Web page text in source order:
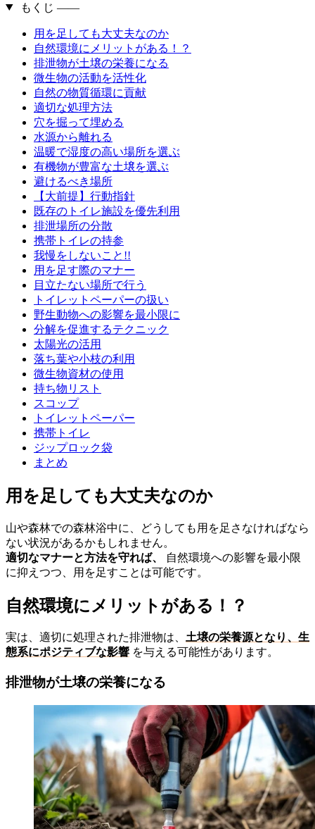
もくじ ――
用を足しても大丈夫なのか
自然環境にメリットがある！？
排泄物が土壌の栄養になる
微生物の活動を活性化
自然の物質循環に貢献
適切な処理方法
穴を掘って埋める
水源から離れる
温暖で湿度の高い場所を選ぶ
有機物が豊富な土壌を選ぶ
避けるべき場所
【大前提】行動指針
既存のトイレ施設を優先利用
排泄場所の分散
携帯トイレの持参
我慢をしないこと!!
用を足す際のマナー
目立たない場所で行う
トイレットペーパーの扱い
野生動物への影響を最小限に
分解を促進するテクニック
太陽光の活用
落ち葉や小枝の利用
微生物資材の使用
持ち物リスト
スコップ
トイレットペーパー
携帯トイレ
ジップロック袋
まとめ
用を足しても大丈夫なのか
山や森林での森林浴中に、どうしても用を足さなければなら
ない状況があるかもしれません。
適切なマナーと方法を守れば、
自然環境への影響を最小限
に抑えつつ、用を足すことは可能です。
自然環境にメリットがある！？
実は、適切に処理された排泄物は、 土壌の栄養源となり、生
態系にポジティブな影響 を与える可能性があります。
排泄物が土壌の栄養になる